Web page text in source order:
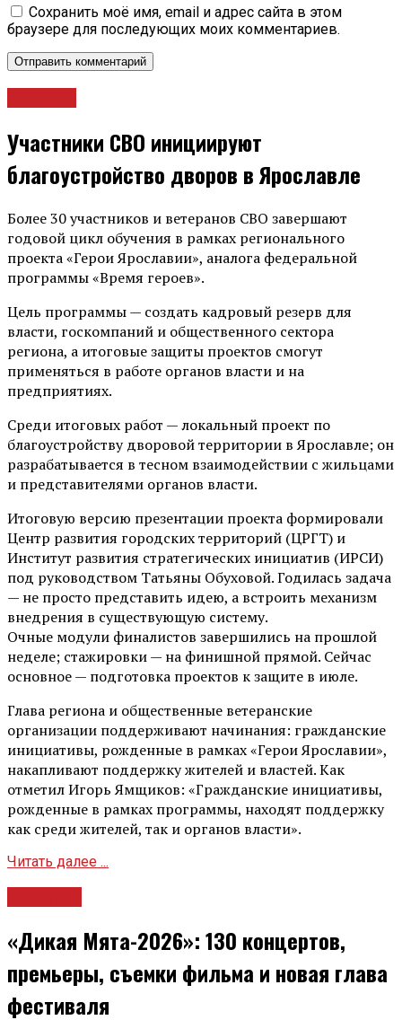
Сохранить моё имя, email и адрес сайта в этом
браузере для последующих моих комментариев.
Участники СВО инициируют
благоустройство дворов в Ярославле
Более 30 участников и ветеранов СВО завершают
годовой цикл обучения в рамках регионального
проекта «Герои Ярославии», аналога федеральной
программы «Время героев».
Цель программы — создать кадровый резерв для
власти, госкомпаний и общественного сектора
региона, а итоговые защиты проектов смогут
применяться в работе органов власти и на
предприятиях.
Среди итоговых работ — локальный проект по
благоустройству дворовой территории в Ярославле; он
разрабатывается в тесном взаимодействии с жильцами
и представителями органов власти.
Итоговую версию презентации проекта формировали
Центр развития городских территорий (ЦРГТ) и
Институт развития стратегических инициатив (ИРСИ)
под руководством Татьяны Обуховой. Годилась задача
— не просто представить идею, а встроить механизм
внедрения в существующую систему.
Очные модули финалистов завершились на прошлой
неделе; стажировки — на финишной прямой. Сейчас
основное — подготовка проектов к защите в июле.
Глава региона и общественные ветеранские
организации поддерживают начинания: гражданские
инициативы, рожденные в рамках «Герои Ярославии»,
накапливают поддержку жителей и властей. Как
отметил Игорь Ямщиков: «Гражданские инициативы,
рожденные в рамках программы, находят поддержку
как среди жителей, так и органов власти».
Читать далее ...
«Дикая Мята-2026»: 130 концертов,
премьеры, съемки фильма и новая глава
фестиваля